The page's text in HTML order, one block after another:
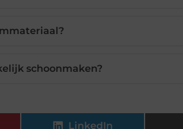
schoonmaken?
LinkedIn